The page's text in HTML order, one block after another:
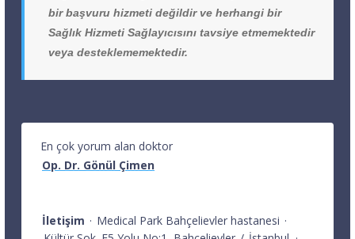
bir başvuru hizmeti değildir ve herhangi bir
Sağlık Hizmeti Sağlayıcısını tavsiye etmemektedir
veya desteklememektedir.
En çok yorum alan doktor
Op. Dr. Gönül Çimen
İletişim · Medical Park Bahçelievler hastanesi ·